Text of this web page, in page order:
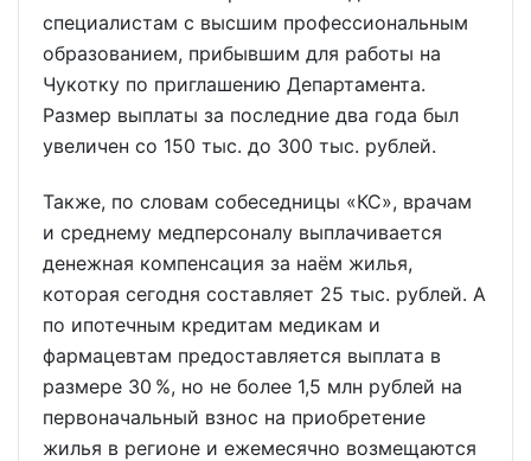
специалистам с высшим профессиональным
образованием, прибывшим для работы на
Чукотку по приглашению Департамента.
Размер выплаты за последние два года был
увеличен со 150 тыс. до 300 тыс. рублей.
Также, по словам собеседницы «КС», врачам
и среднему медперсоналу выплачивается
денежная компенсация за наём жилья,
которая сегодня составляет 25 тыс. рублей. А
по ипотечным кредитам медикам и
фармацевтам предоставляется выплата в
размере 30 %, но не более 1,5 млн рублей на
первоначальный взнос на приобретение
жилья в регионе и ежемесячно возмещаются